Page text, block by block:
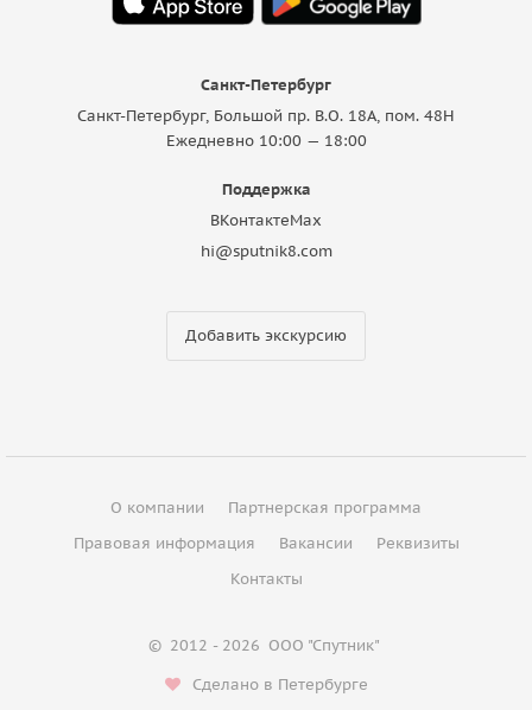
Санкт-Петербург
Санкт-Петербург, Большой пр. В.О. 18A, пом. 48Н
Ежедневно 10:00 — 18:00
Поддержка
ВКонтактеMax
hi@sputnik8.com
Добавить экскурсию
О компании
Партнерская программа
Правовая информация
Вакансии
Реквизиты
Контакты
© 2012 - 2026 ООО "Спутник"
Сделано в Петербурге